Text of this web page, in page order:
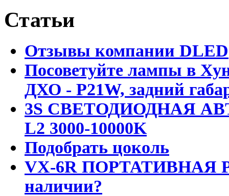
Статьи
Отзывы компании DLED
Посоветуйте лампы в
ДХО - P21W, задний
3S СВЕТОДИОДНАЯ
L2 3000-10000K
Подобрать цоколь
VX-6R ПОРТАТИВНАЯ
наличии?